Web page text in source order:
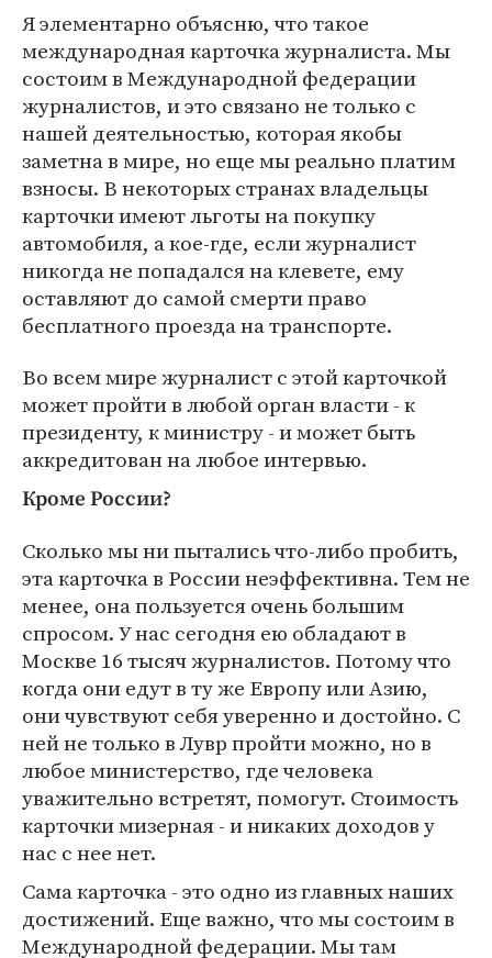
Я элементарно объясню, что такое
международная карточка журналиста. Мы
состоим в Международной федерации
журналистов, и это связано не только с
нашей деятельностью, которая якобы
заметна в мире, но еще мы реально платим
взносы. В некоторых странах владельцы
карточки имеют льготы на покупку
автомобиля, а кое-где, если журналист
никогда не попадался на клевете, ему
оставляют до самой смерти право
бесплатного проезда на транспорте.
Во всем мире журналист с этой карточкой
может пройти в любой орган власти - к
президенту, к министру - и может быть
аккредитован на любое интервью.
Кроме России?
Сколько мы ни пытались что-либо пробить,
эта карточка в России неэффективна. Тем не
менее, она пользуется очень большим
спросом. У нас сегодня ею обладают в
Москве 16 тысяч журналистов. Потому что
когда они едут в ту же Европу или Азию,
они чувствуют себя уверенно и достойно. С
ней не только в Лувр пройти можно, но в
любое министерство, где человека
уважительно встретят, помогут. Стоимость
карточки мизерная - и никаких доходов у
нас с нее нет.
Сама карточка - это одно из главных наших
достижений. Еще важно, что мы состоим в
Международной федерации. Мы там